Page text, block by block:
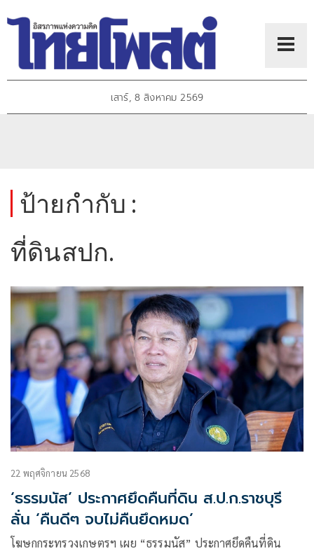
เสาร์, 8 สิงหาคม 2569
ป้ายกำกับ :
ที่ดินสปก.
22 พฤศจิกายน 2568
‘ธรรมนัส’ ประกาศยึดคืนที่ดิน ส.ป.ก.ราชบุรี
ลั่น ‘คืนดีๆ จบไม่คืนยึดหมด’
โฆษกกระทรวงเกษตรฯ เผย “ธรรมนัส” ประกาศยึดคืนที่ดิน